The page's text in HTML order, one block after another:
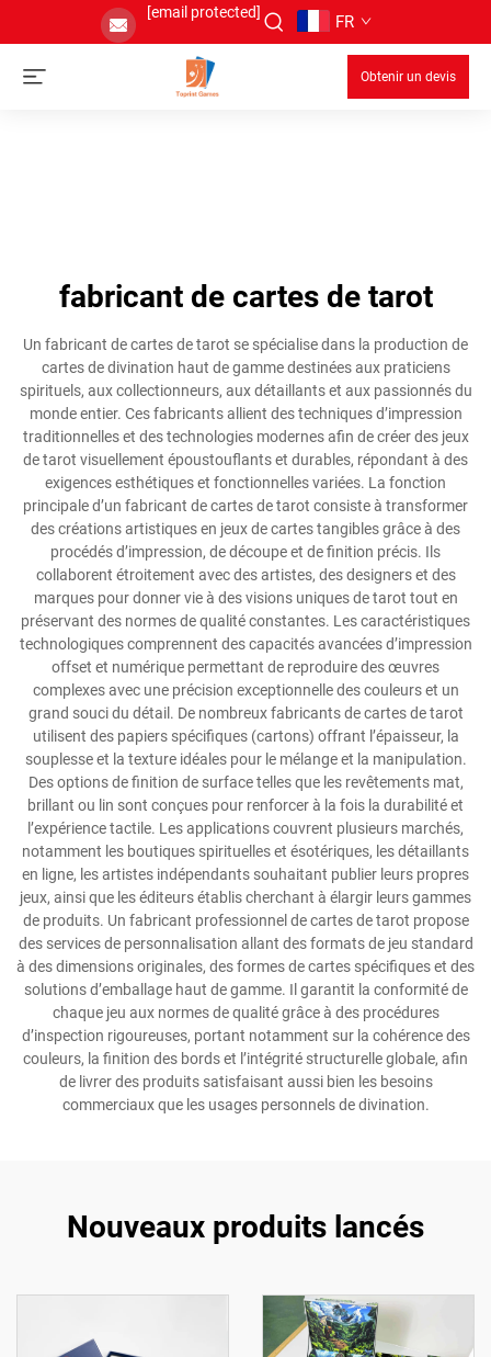
[email protected] FR
Obtenir un devis
fabricant de cartes de tarot
Un fabricant de cartes de tarot se spécialise dans la production de
cartes de divination haut de gamme destinées aux praticiens
spirituels, aux collectionneurs, aux détaillants et aux passionnés du
monde entier. Ces fabricants allient des techniques d’impression
traditionnelles et des technologies modernes afin de créer des jeux
de tarot visuellement époustouflants et durables, répondant à des
exigences esthétiques et fonctionnelles variées. La fonction
principale d’un fabricant de cartes de tarot consiste à transformer
des créations artistiques en jeux de cartes tangibles grâce à des
procédés d’impression, de découpe et de finition précis. Ils
collaborent étroitement avec des artistes, des designers et des
marques pour donner vie à des visions uniques de tarot tout en
préservant des normes de qualité constantes. Les caractéristiques
technologiques comprennent des capacités avancées d’impression
offset et numérique permettant de reproduire des œuvres
complexes avec une précision exceptionnelle des couleurs et un
grand souci du détail. De nombreux fabricants de cartes de tarot
utilisent des papiers spécifiques (cartons) offrant l’épaisseur, la
souplesse et la texture idéales pour le mélange et la manipulation.
Des options de finition de surface telles que les revêtements mat,
brillant ou lin sont conçues pour renforcer à la fois la durabilité et
l’expérience tactile. Les applications couvrent plusieurs marchés,
notamment les boutiques spirituelles et ésotériques, les détaillants
en ligne, les artistes indépendants souhaitant publier leurs propres
jeux, ainsi que les éditeurs établis cherchant à élargir leurs gammes
de produits. Un fabricant professionnel de cartes de tarot propose
des services de personnalisation allant des formats de jeu standard
à des dimensions originales, des formes de cartes spécifiques et des
solutions d’emballage haut de gamme. Il garantit la conformité de
chaque jeu aux normes de qualité grâce à des procédures
d’inspection rigoureuses, portant notamment sur la cohérence des
couleurs, la finition des bords et l’intégrité structurelle globale, afin
de livrer des produits satisfaisant aussi bien les besoins
commerciaux que les usages personnels de divination.
Nouveaux produits lancés